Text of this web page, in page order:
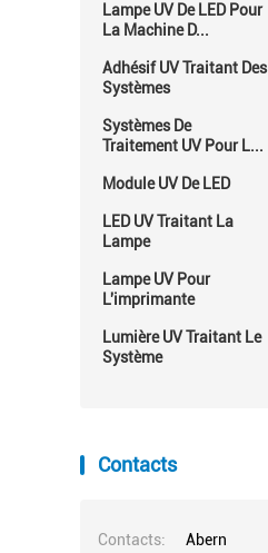
Lampe UV De LED Pour
La Machine D...
Adhésif UV Traitant Des
Systèmes
Systèmes De
Traitement UV Pour L...
Module UV De LED
LED UV Traitant La
Lampe
Lampe UV Pour
L'imprimante
Lumière UV Traitant Le
Système
Contacts
Contacts:
Abern